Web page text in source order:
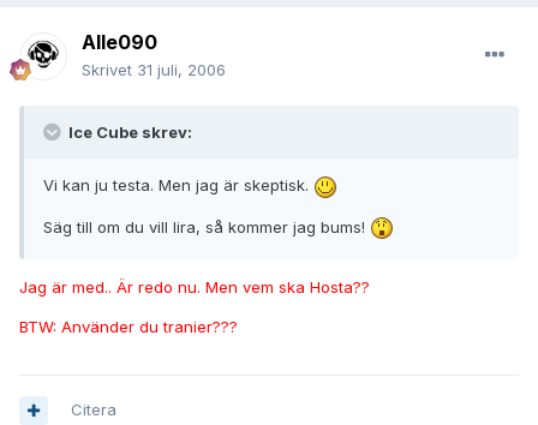
Alle090
Skrivet 31 juli, 2006
Ice Cube skrev:
Vi kan ju testa. Men jag är skeptisk.
Säg till om du vill lira, så kommer jag bums!
Jag är med.. Är redo nu. Men vem ska Hosta??
BTW: Använder du tranier???
Citera